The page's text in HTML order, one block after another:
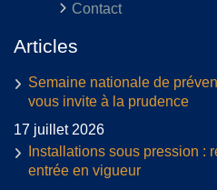
Contact
Articles
Semaine nationale de
vous invite à la prudence
17 juillet 2026
Installations sous pression :
entrée en vigueur